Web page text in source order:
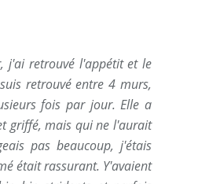
j'ai retrouvé l'appétit et le
retrouvé entre 4 murs,
fois par jour. Elle a
griffé, mais qui ne l'aurait
pas beaucoup, j'étais
était rassurant. Y'avaient